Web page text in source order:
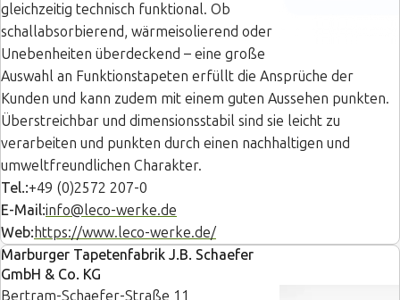
gleichzeitig technisch funktional. Ob
schallabsorbierend, wärmeisolierend oder
Unebenheiten überdeckend – eine große
Auswahl an Funktionstapeten erfüllt die Ansprüche der
Kunden und kann zudem mit einem guten Aussehen punkten.
Überstreichbar und dimensionsstabil sind sie leicht zu
verarbeiten und punkten durch einen nachhaltigen und
umweltfreundlichen Charakter.
Tel.:+49 (0)2572 207-0
E-Mail:info@leco-werke.de
Web: https://www.leco-werke.de/
Marburger Tapetenfabrik J.B. Schaefer
GmbH & Co. KG
Bertram-Schaefer-Straße 11